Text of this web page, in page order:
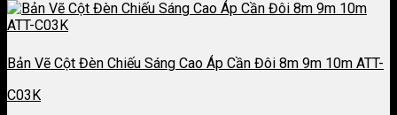
Bản Vẽ Cột Đèn Chiếu Sáng Cao Áp Cần Đôi 8m 9m 10m ATT-
C03K